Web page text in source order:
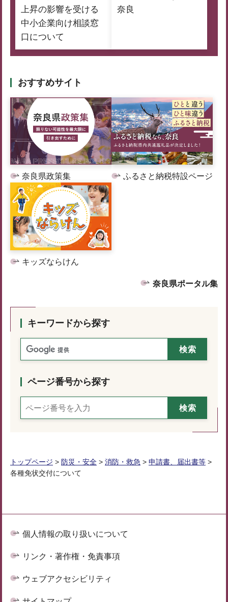
上昇の影響を受ける
中小企業向け相談窓
口について
奈良
おすすめサイト
奈良県政策集 ふるさと納税特設ページ
キッズならけん
奈良県ポータル集
キーワードから探す
ページ番号から探す
トップページ > 防災・安全 > 消防・救急 > 申請書、届出書等 >
各種免状交付について
個人情報の取り扱いについて
リンク・著作権・免責事項
ウェブアクセシビリティ